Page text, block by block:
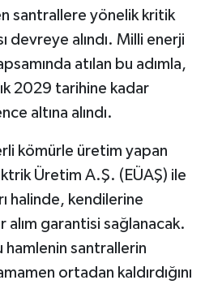
santrallere yönelik kritik
devreye alındı. Milli enerji
atılan bu adımla,
2029 tarihine kadar
altına alındı.
kömürle üretim yapan
Üretim A.Ş. (EÜAŞ) ile
halinde, kendilerine
alım garantisi sağlanacak.
santrallerin
ortadan kaldırdığını